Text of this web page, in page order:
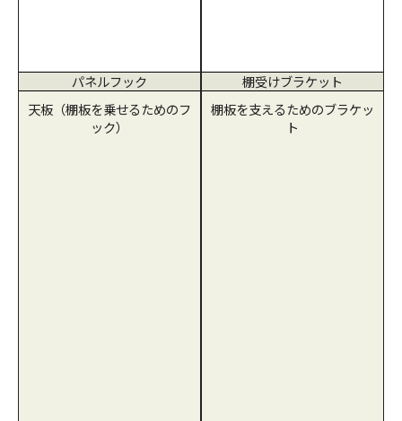
パネルフック
天板（棚板を乗せるためのフ
ック）
棚受けブラケット
棚板を支えるためのブラケッ
ト